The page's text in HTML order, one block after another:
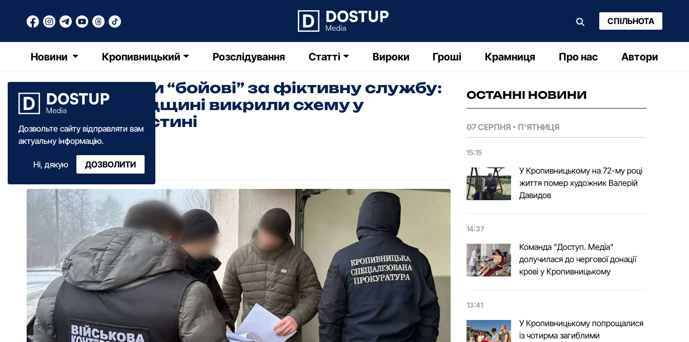
СПІЛЬНОТА
Новини Кропивницький Розслідування Статті Вироки Гроші Крамниця Про нас Автори
Дозвольте сайту відправляти вам
актуальну інформацію.
Ні, дякую ДОЗВОЛИТИ
Нараховували “бойові” за фіктивну службу:
на Кіровоградщині викрили схему у
військовій частині
13 березня·2026
ОСТАННІ НОВИНИ
07 СЕРПНЯ П'ЯТНИЦЯ
15:15
У Кропивницькому на 72-му році
життя помер художник Валерій
Давидов
14:37
Команда "Доступ. Медіа"
долучилася до чергової донації
крові у Кропивницькому
13:41
У Кропивницькому попрощалися
із чотирма загиблими